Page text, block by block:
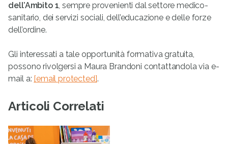
dell’Ambito 1, sempre provenienti dal settore medico-
sanitario, dei servizi sociali, dell’educazione e delle forze
dell’ordine.
Gli interessati a tale opportunità formativa gratuita,
possono rivolgersi a Maura Brandoni contattandola via e-
mail a: [email protected].
Articoli Correlati